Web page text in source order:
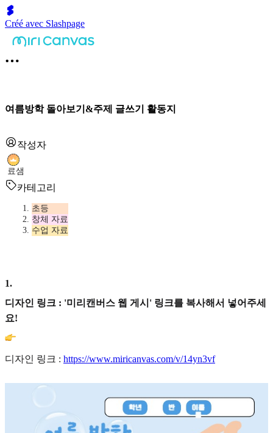
Créé avec Slashpage
여름방학 돌아보기&주제 글쓰기 활동지
작성자
료샘
카테고리
초등
창체 자료
수업 자료
1.
디자인 링크 : '미리캔버스 웹 게시' 링크를 복사해서 넣어주세
요!
디자인 링크 : https://www.miricanvas.com/v/14yn3vf